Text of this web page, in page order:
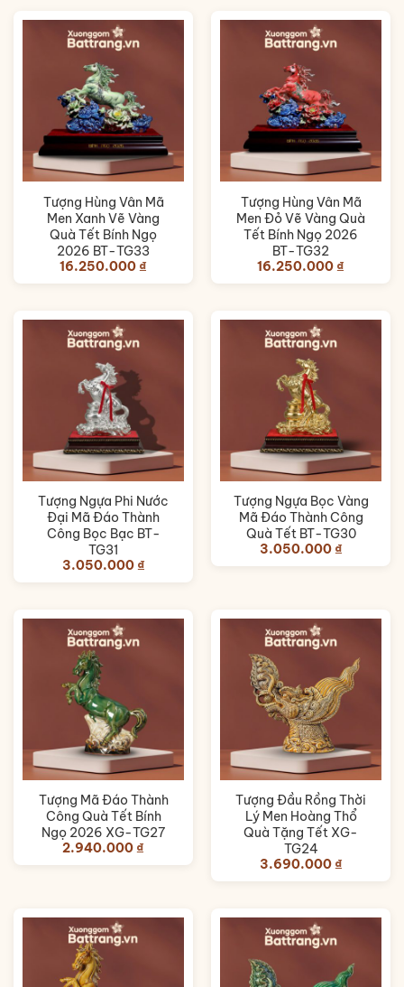
Tượng Hùng Vân Mã
Men Xanh Vẽ Vàng
Quà Tết Bính Ngọ
2026 BT-TG33
16.250.000 ₫
Tượng Hùng Vân Mã
Men Đỏ Vẽ Vàng Quà
Tết Bính Ngọ 2026
BT-TG32
16.250.000 ₫
Tượng Ngựa Phi Nước
Đại Mã Đáo Thành
Công Bọc Bạc BT-
TG31
3.050.000₫
Tượng Ngựa Bọc Vàng
Mã Đáo Thành Công
Quà Tết BT-TG30
3.050.000₫
Tượng Mã Đáo Thành
Công Quà Tết Bính
Ngọ 2026 XG-TG27
2.940.000₫
Tượng Đầu Rồng Thời
Lý Men Hoàng Thổ
Quà Tặng Tết XG-
TG24
3.690.000₫